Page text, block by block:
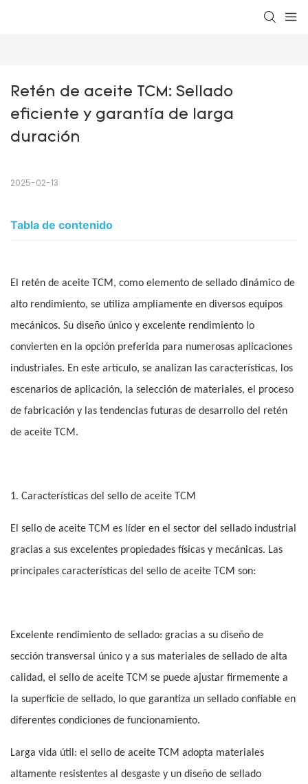
Retén de aceite TCM: Sellado
eficiente y garantía de larga
duración
2025-02-13
Tabla de contenido
El retén de aceite TCM, como elemento de sellado dinámico de
alto rendimiento, se utiliza ampliamente en diversos equipos
mecánicos. Su diseño único y excelente rendimiento lo
convierten en la opción preferida para numerosas aplicaciones
industriales. En este artículo, se analizan las características, los
escenarios de aplicación, la selección de materiales, el proceso
de fabricación y las tendencias futuras de desarrollo del retén
de aceite TCM.
1. Características del sello de aceite TCM
El sello de aceite TCM es líder en el sector del sellado industrial
gracias a sus excelentes propiedades físicas y mecánicas. Las
principales características del sello de aceite TCM son:
Excelente rendimiento de sellado: gracias a su diseño de
sección transversal único y a sus materiales de sellado de alta
calidad, el sello de aceite TCM se puede ajustar firmemente a
la superficie de sellado, lo que garantiza un sellado confiable en
diferentes condiciones de funcionamiento.
Larga vida útil: el sello de aceite TCM adopta materiales
altamente resistentes al desgaste y un diseño de sellado